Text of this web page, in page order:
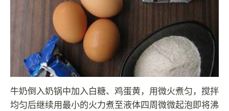
牛奶倒入奶锅中加入白糖、鸡蛋黄，用微火煮匀，搅拌
均匀后继续用最小的火力煮至液体四周微微起泡即将沸